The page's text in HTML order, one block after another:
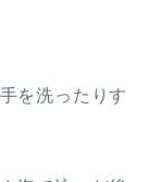
を洗ったりす